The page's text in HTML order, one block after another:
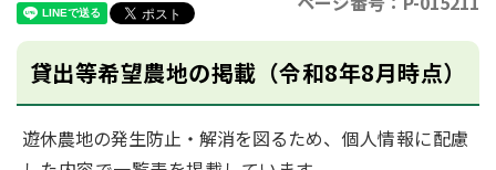
貸出等希望農地の掲載（令和8年8月時点）
遊休農地の発生防止・解消を図るため、個人情報に配慮